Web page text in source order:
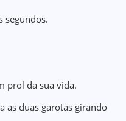
segundos.
prol da sua vida.
as duas garotas girando